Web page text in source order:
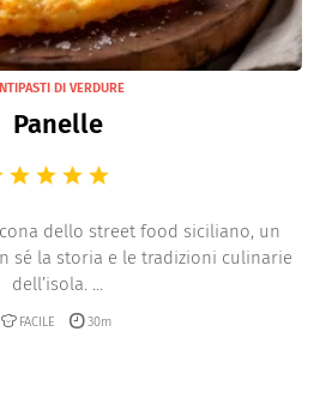
DI VERDURE
Panelle
dello street food siciliano, un
sé la storia e le tradizioni culinarie
dell’isola. ...
FACILE 30m